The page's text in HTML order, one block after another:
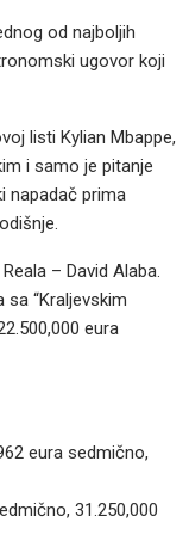
od najboljih
ugovor koji
listi Kylian Mbappe,
i samo je pitanje
napadač prima
– David Alaba.
“Kraljevskim
eura
eura sedmično,
31.250,000